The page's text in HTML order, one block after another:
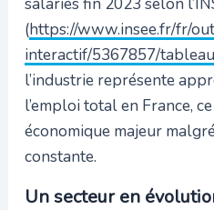
(https://www.insee.fr/fr/
interactif/5367857/
l’industrie représente
l’emploi total en France,
économique majeur
constante.
Un secteur en